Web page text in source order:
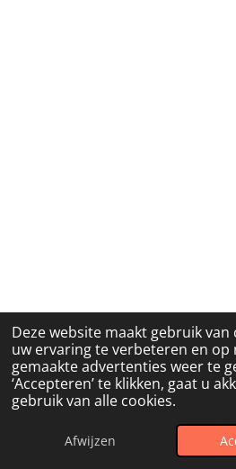
Deze website maakt gebruik van
uw ervaring te verbeteren en op
gemaakte advertenties weer te
‘Accepteren’ te klikken, gaat u
gebruik van alle cookies.
Afwijzen
Powered byJouwWeb